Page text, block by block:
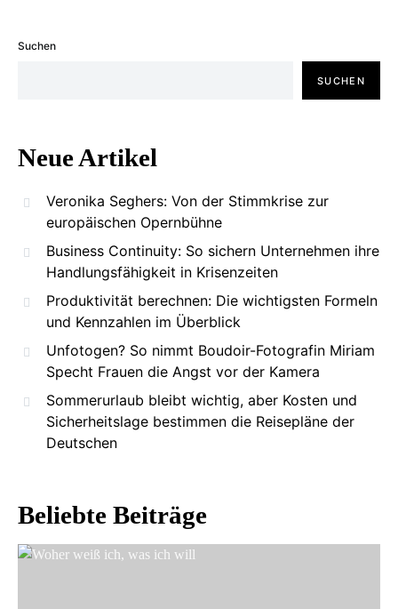
Suchen
SUCHEN
Neue Artikel
Veronika Seghers: Von der Stimmkrise zur
europäischen Opernbühne
Business Continuity: So sichern Unternehmen ihre
Handlungsfähigkeit in Krisenzeiten
Produktivität berechnen: Die wichtigsten Formeln
und Kennzahlen im Überblick
Unfotogen? So nimmt Boudoir-Fotografin Miriam
Specht Frauen die Angst vor der Kamera
Sommerurlaub bleibt wichtig, aber Kosten und
Sicherheitslage bestimmen die Reisepläne der
Deutschen
Beliebte Beiträge